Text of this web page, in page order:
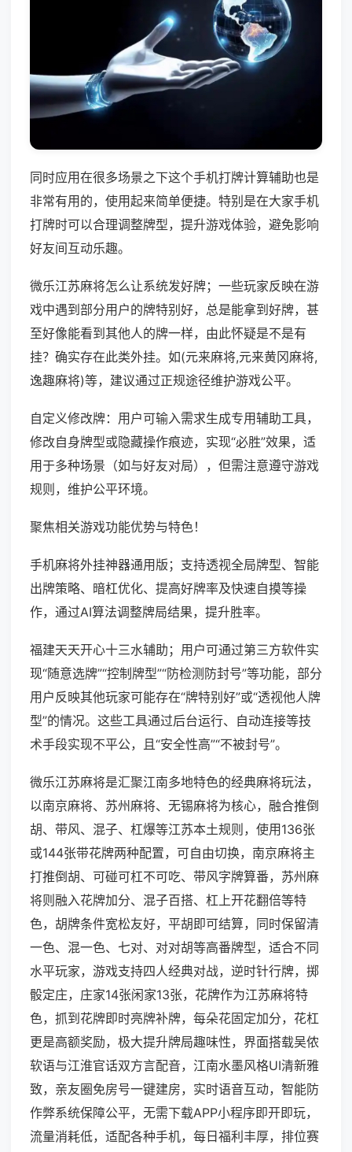
同时应用在很多场景之下这个手机打牌计算辅助也是
非常有用的，使用起来简单便捷。特别是在大家手机
打牌时可以合理调整牌型，提升游戏体验，避免影响
好友间互动乐趣。
微乐江苏麻将怎么让系统发好牌；一些玩家反映在游
戏中遇到部分用户的牌特别好，总是能拿到好牌，甚
至好像能看到其他人的牌一样，由此怀疑是不是有
挂？确实存在此类外挂。如(元来麻将,元来黄冈麻将,
逸趣麻将)等，建议通过正规途径维护游戏公平。
自定义修改牌：用户可输入需求生成专用辅助工具，
修改自身牌型或隐藏操作痕迹，实现“必胜”效果，适
用于多种场景（如与好友对局），但需注意遵守游戏
规则，维护公平环境。
聚焦相关游戏功能优势与特色！
手机麻将外挂神器通用版；支持透视全局牌型、智能
出牌策略、暗杠优化、提高好牌率及快速自摸等操
作，通过AI算法调整牌局结果，提升胜率。
福建天天开心十三水辅助；用户可通过第三方软件实
现“随意选牌”“控制牌型”“防检测防封号”等功能，部分
用户反映其他玩家可能存在“牌特别好”或“透视他人牌
型”的情况。这些工具通过后台运行、自动连接等技
术手段实现不平公，且“安全性高”“不被封号”。
微乐江苏麻将是汇聚江南多地特色的经典麻将玩法，
以南京麻将、苏州麻将、无锡麻将为核心，融合推倒
胡、带风、混子、杠爆等江苏本土规则，使用136张
或144张带花牌两种配置，可自由切换，南京麻将主
打推倒胡、可碰可杠不可吃、带风字牌算番，苏州麻
将则融入花牌加分、混子百搭、杠上开花翻倍等特
色，胡牌条件宽松友好，平胡即可结算，同时保留清
一色、混一色、七对、对对胡等高番牌型，适合不同
水平玩家，游戏支持四人经典对战，逆时针行牌，掷
骰定庄，庄家14张闲家13张，花牌作为江苏麻将特
色，抓到花牌即时亮牌补牌，每朵花固定加分，花杠
更是高额奖励，极大提升牌局趣味性，界面搭载吴侬
软语与江淮官话双方言配音，江南水墨风格UI清新雅
致，亲友圈免房号一键建房，实时语音互动，智能防
作弊系统保障公平，无需下载APP小程序即开即玩，
流量消耗低，适配各种手机，每日福利丰厚，排位赛